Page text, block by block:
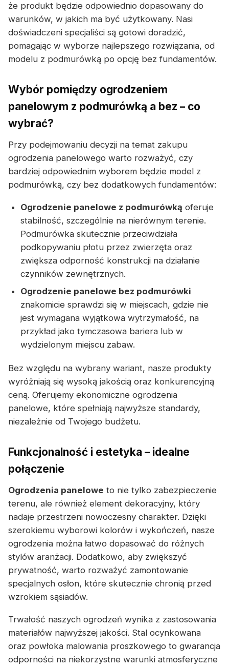
że produkt będzie odpowiednio dopasowany do
warunków, w jakich ma być użytkowany. Nasi
doświadczeni specjaliści są gotowi doradzić,
pomagając w wyborze najlepszego rozwiązania, od
modelu z podmurówką po opcję bez fundamentów.
Wybór pomiędzy ogrodzeniem
panelowym z podmurówką a bez – co
wybrać?
Przy podejmowaniu decyzji na temat zakupu
ogrodzenia panelowego warto rozważyć, czy
bardziej odpowiednim wyborem będzie model z
podmurówką, czy bez dodatkowych fundamentów:
Ogrodzenie panelowe z podmurówką oferuje
stabilność, szczególnie na nierównym terenie.
Podmurówka skutecznie przeciwdziała
podkopywaniu płotu przez zwierzęta oraz
zwiększa odporność konstrukcji na działanie
czynników zewnętrznych.
Ogrodzenie panelowe bez podmurówki
znakomicie sprawdzi się w miejscach, gdzie nie
jest wymagana wyjątkowa wytrzymałość, na
przykład jako tymczasowa bariera lub w
wydzielonym miejscu zabaw.
Bez względu na wybrany wariant, nasze produkty
wyróżniają się wysoką jakością oraz konkurencyjną
ceną. Oferujemy ekonomiczne ogrodzenia
panelowe, które spełniają najwyższe standardy,
niezależnie od Twojego budżetu.
Funkcjonalność i estetyka – idealne
połączenie
Ogrodzenia panelowe to nie tylko zabezpieczenie
terenu, ale również element dekoracyjny, który
nadaje przestrzeni nowoczesny charakter. Dzięki
szerokiemu wyborowi kolorów i wykończeń, nasze
ogrodzenia można łatwo dopasować do różnych
stylów aranżacji. Dodatkowo, aby zwiększyć
prywatność, warto rozważyć zamontowanie
specjalnych osłon, które skutecznie chronią przed
wzrokiem sąsiadów.
Trwałość naszych ogrodzeń wynika z zastosowania
materiałów najwyższej jakości. Stal ocynkowana
oraz powłoka malowania proszkowego to gwarancja
odporności na niekorzystne warunki atmosferyczne